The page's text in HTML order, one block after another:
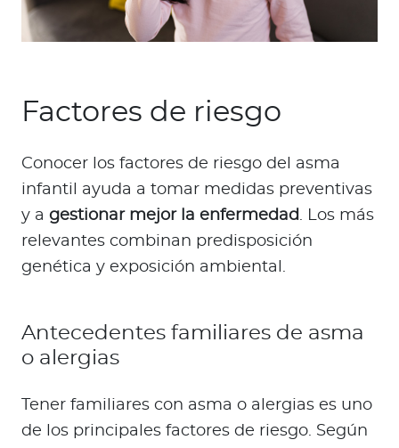
Factores de riesgo
Conocer los factores de riesgo del asma
infantil ayuda a tomar medidas preventivas
y a gestionar mejor la enfermedad. Los más
relevantes combinan predisposición
genética y exposición ambiental.
Antecedentes familiares de asma
o alergias
Tener familiares con asma o alergias es uno
de los principales factores de riesgo. Según